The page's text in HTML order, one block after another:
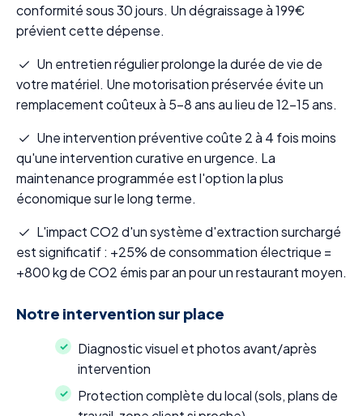
conformité sous 30 jours. Un dégraissage à 199€
prévient cette dépense.
Un entretien régulier prolonge la durée de vie de
votre matériel. Une motorisation préservée évite un
remplacement coûteux à 5-8 ans au lieu de 12-15 ans.
Une intervention préventive coûte 2 à 4 fois moins
qu'une intervention curative en urgence. La
maintenance programmée est l'option la plus
économique sur le long terme.
L'impact CO2 d'un système d'extraction surchargé
est significatif : +25% de consommation électrique =
+800 kg de CO2 émis par an pour un restaurant moyen.
Notre intervention sur place
Diagnostic visuel et photos avant/après
intervention
Protection complète du local (sols, plans de